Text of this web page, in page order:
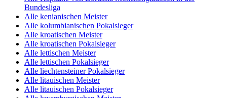
Bundesliga
Alle kenianischen Meister
Alle kolumbianischen Pokalsieger
Alle kroatischen Meister
Alle kroatischen Pokalsieger
Alle lettischen Meister
Alle lettischen Pokalsieger
Alle liechtensteiner Pokalsieger
Alle litauischen Meister
Alle litauischen Pokalsieger